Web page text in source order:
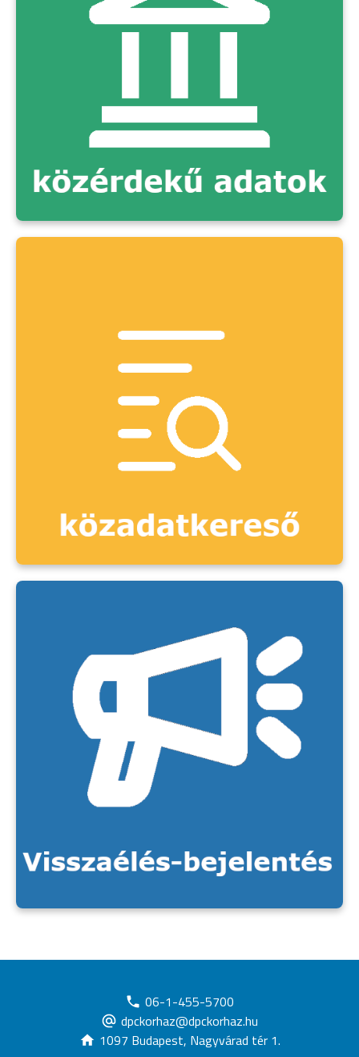
06-1-455-5700
dpckorhaz@dpckorhaz.hu
1097 Budapest, Nagyvárad tér 1.